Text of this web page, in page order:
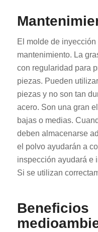
El molde de
mantenimiento. La
con regularidad para
piezas. Pueden
piezas y no son tan
acero. Son una gran
bajas o medias.
deben almacenarse
el polvo ayudarán a
inspección ayudará e
Si se utilizan
Beneficios